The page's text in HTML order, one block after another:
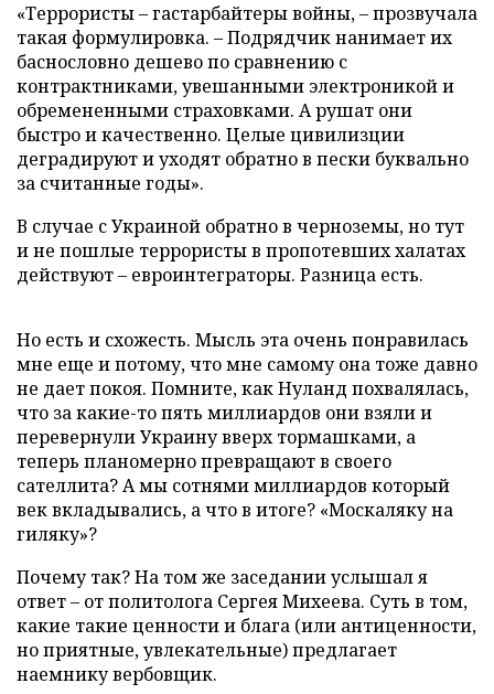
«Террористы – гастарбайтеры войны, – прозвучала
такая формулировка. – Подрядчик нанимает их
баснословно дешево по сравнению с
контрактниками, увешанными электроникой и
обремененными страховками. А рушат они
быстро и качественно. Целые цивилизции
деградируют и уходят обратно в пески буквально
за считанные годы».
В случае с Украиной обратно в черноземы, но тут
и не пошлые террористы в пропотевших халатах
действуют – евроинтеграторы. Разница есть.
Но есть и схожесть. Мысль эта очень понравилась
мне еще и потому, что мне самому она тоже давно
не дает покоя. Помните, как Нуланд похвалялась,
что за какие-то пять миллиардов они взяли и
перевернули Украину вверх тормашками, а
теперь планомерно превращают в своего
сателлита? А мы сотнями миллиардов который
век вкладывались, а что в итоге? «Москаляку на
гиляку»?
Почему так? На том же заседании услышал я
ответ – от политолога Сергея Михеева. Суть в том,
какие такие ценности и блага (или антиценности,
но приятные, увлекательные) предлагает
наемнику вербовщик.